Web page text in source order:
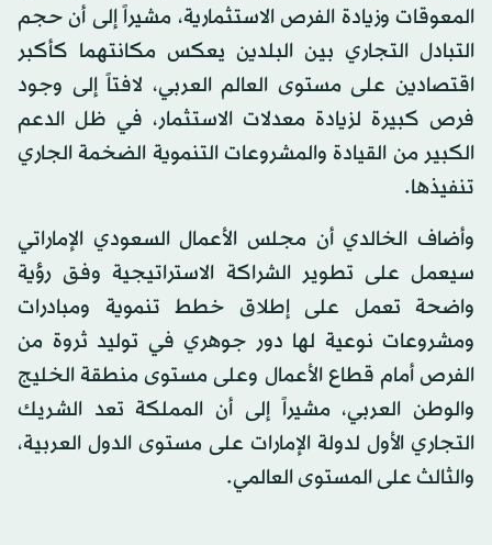
المعوقات وزيادة الفرص الاستثمارية، مشيراً إلى أن حجم
التبادل التجاري بين البلدين يعكس مكانتهما كأكبر
اقتصادين على مستوى العالم العربي، لافتاً إلى وجود
فرص كبيرة لزيادة معدلات الاستثمار، في ظل الدعم
الكبير من القيادة والمشروعات التنموية الضخمة الجاري
تنفيذها.
وأضاف الخالدي أن مجلس الأعمال السعودي الإماراتي
سيعمل على تطوير الشراكة الاستراتيجية وفق رؤية
واضحة تعمل على إطلاق خطط تنموية ومبادرات
ومشروعات نوعية لها دور جوهري في توليد ثروة من
الفرص أمام قطاع الأعمال وعلى مستوى منطقة الخليج
والوطن العربي، مشيراً إلى أن المملكة تعد الشريك
التجاري الأول لدولة الإمارات على مستوى الدول العربية،
والثالث على المستوى العالمي.